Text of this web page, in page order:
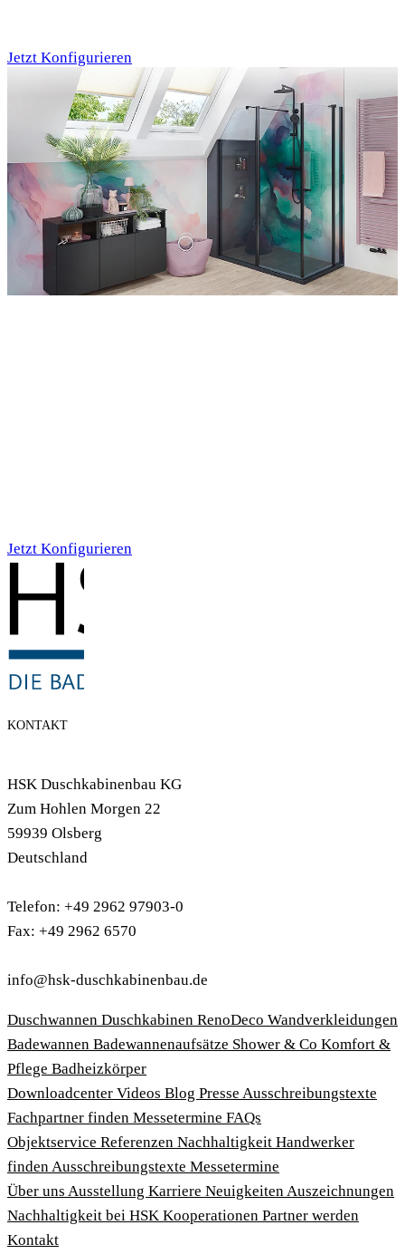
Jetzt Konfigurieren
Jetzt Konfigurieren
KONTAKT
HSK Duschkabinenbau KG
Zum Hohlen Morgen 22
59939 Olsberg
Deutschland
Telefon: +49 2962 97903-0
Fax: +49 2962 6570
info@hsk-duschkabinenbau.de
Duschwannen Duschkabinen RenoDeco Wandverkleidungen
Badewannen Badewannenaufsätze Shower & Co Komfort &
Pflege Badheizkörper
Download­center Videos Blog Presse Ausschreibungstexte
Fachpartner finden Messetermine FAQs
Objektservice Referenzen Nachhaltigkeit Handwerker
findenAusschreibungstexte Messetermine
Über uns Ausstellung Karriere NeuigkeitenAuszeichnungen
Nachhaltigkeit bei HSK Kooperationen Partner werden
Kontakt